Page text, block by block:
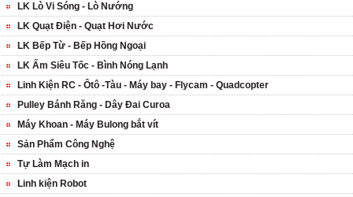
LK Lò Vi Sóng - Lò Nướng
LK Quạt Điện - Quạt Hơi Nước
LK Bếp Từ - Bếp Hồng Ngoại
LK Ấm Siêu Tốc - Bình Nóng Lạnh
Linh Kiện RC - Ôtô -Tàu - Máy bay - Flycam - Quadcopter
Pulley Bánh Răng - Dây Đai Curoa
Máy Khoan - Máy Bulong bắt vít
Sản Phẩm Công Nghệ
Tự Làm Mạch in
Linh kiện Robot